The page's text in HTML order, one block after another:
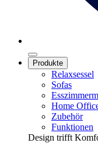
Produkte
Relaxsessel
Sofas
Home
Zubehör
Funktionen
Design trifft